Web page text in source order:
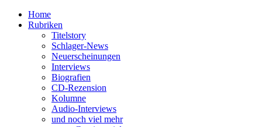
Home
Rubriken
Titelstory
Schlager-News
Neuerscheinungen
Interviews
Biografien
CD-Rezension
Kolumne
Audio-Interviews
und noch viel mehr